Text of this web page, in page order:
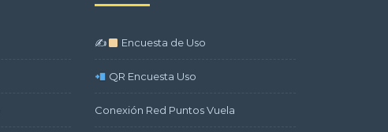
✍ Encuesta de Uso
QR Encuesta Uso
Conexión Red Puntos Vuela